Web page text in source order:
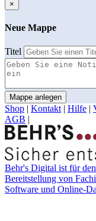
×
Neue Mappe
Titel
Mappe anlegen
Shop | Kontakt | Hilfe |
AGB |
Behr's Digital ist für
Bereitstellung von
Software und Online-